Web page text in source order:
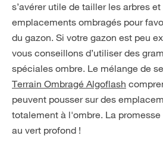
s’avérer utile de tailler les arbres
emplacements ombragés pour
du gazon. Si votre gazon est peu
vous conseillons d’utiliser des
spéciales ombre. Le mélange de
Terrain Ombragé Algoflash
peuvent pousser sur des
totalement à l'ombre. La
au vert profond !